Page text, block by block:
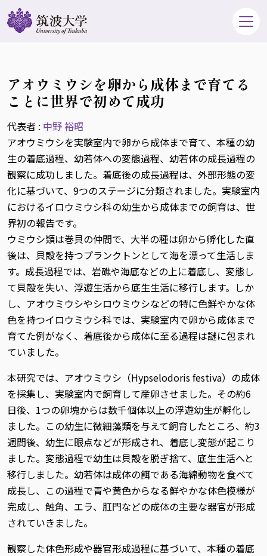
アオウミウシを卵から成体まで育てる
ことに世界で初めて成功
代表者 : 中野 裕昭
アオウミウシを実験室内で卵から成体まで育て、本種の幼
生の着底過程、幼若体への変態過程、幼若体の成長過程の
観察に成功しました。着底後の成長過程は、外部形態の変
化に基づいて、9つのステージに分類されました。実験室内
におけるイロウミウシ科の幼生から成体までの飼育は、世
界初の報告です。
ウミウシ類は巻貝の仲間で、大半の種は卵から孵化した直
後は、貝殻を持つプランクトンとして海を漂って生活しま
す。成長過程では、岩礁や海底などの上に着底し、変態し
て貝殻を失い、浮遊生活から底生生活に移行します。しか
し、アオウミウシやシロウミウシなどの特に色鮮やかな体
色を持つイロウミウシ科では、実験室内で卵から成体まで
育てた例がなく、着底後から成体に至る過程は謎に包まれ
ていました。
本研究では、アオウミウシ（Hypselodoris festiva）の成体
を採集し、実験室内で飼育して産卵させました。その約6
日後、1つの卵塊からは数千個体以上の浮遊幼生が孵化し
ました。この幼生に微細藻類を与えて飼育したところ、約3
週間後、幼生に眼点などが形成され、着底し変態が起こり
ました。変態過程で幼生は貝殻を脱ぎ捨て、底生生活へと
移行しました。幼若体は成体の餌である海綿動物を食べて
成長し、この過程で青や黄色からなる鮮やかな体色模様が
完成し、触角、エラ、肛門などの成体の主要な器官が形成
されていきました。
観察した体色形成や器官形成過程に基づいて、本種の着底